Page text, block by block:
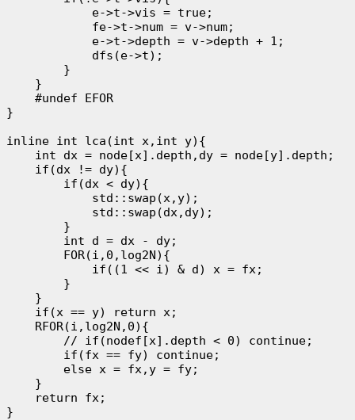
            e->t->vis = true;
            fe->t->num = v->num;
            e->t->depth = v->depth + 1;
            dfs(e->t);
        }
    }
    #undef EFOR
}
inline int lca(int x,int y){
    int dx = node[x].depth,dy = node[y].depth;
    if(dx != dy){
        if(dx < dy){
            std::swap(x,y);
            std::swap(dx,dy);
        }
        int d = dx - dy;
        FOR(i,0,log2N){
            if((1 << i) & d) x = fx;
        }
    }
    if(x == y) return x;
    RFOR(i,log2N,0){
        // if(nodef[x].depth < 0) continue;
        if(fx == fy) continue;
        else x = fx,y = fy;
    }
    return fx;
}